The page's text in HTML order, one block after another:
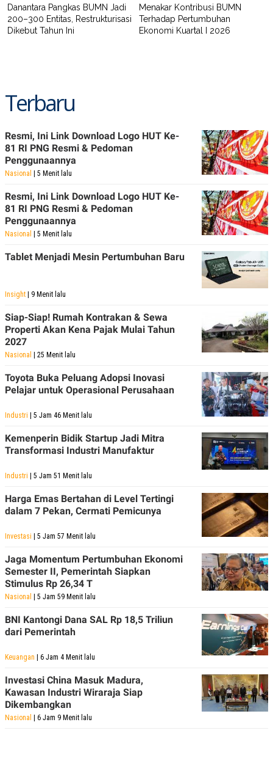
Danantara Pangkas BUMN Jadi
200–300 Entitas, Restrukturisasi
Dikebut Tahun Ini
Menakar Kontribusi BUMN
Terhadap Pertumbuhan
Ekonomi Kuartal I 2026
Terbaru
Resmi, Ini Link Download Logo HUT Ke-
81 RI PNG Resmi & Pedoman
Penggunaannya
Nasional | 5 Menit lalu
Resmi, Ini Link Download Logo HUT Ke-
81 RI PNG Resmi & Pedoman
Penggunaannya
Nasional | 5 Menit lalu
Tablet Menjadi Mesin Pertumbuhan Baru
Insight | 9 Menit lalu
Siap-Siap! Rumah Kontrakan & Sewa
Properti Akan Kena Pajak Mulai Tahun
2027
Nasional | 25 Menit lalu
Toyota Buka Peluang Adopsi Inovasi
Pelajar untuk Operasional Perusahaan
Industri | 5 Jam 46 Menit lalu
Kemenperin Bidik Startup Jadi Mitra
Transformasi Industri Manufaktur
Industri | 5 Jam 51 Menit lalu
Harga Emas Bertahan di Level Tertingi
dalam 7 Pekan, Cermati Pemicunya
Investasi | 5 Jam 57 Menit lalu
Jaga Momentum Pertumbuhan Ekonomi
Semester II, Pemerintah Siapkan
Stimulus Rp 26,34 T
Nasional | 5 Jam 59 Menit lalu
BNI Kantongi Dana SAL Rp 18,5 Triliun
dari Pemerintah
Keuangan | 6 Jam 4 Menit lalu
Investasi China Masuk Madura,
Kawasan Industri Wiraraja Siap
Dikembangkan
Nasional | 6 Jam 9 Menit lalu